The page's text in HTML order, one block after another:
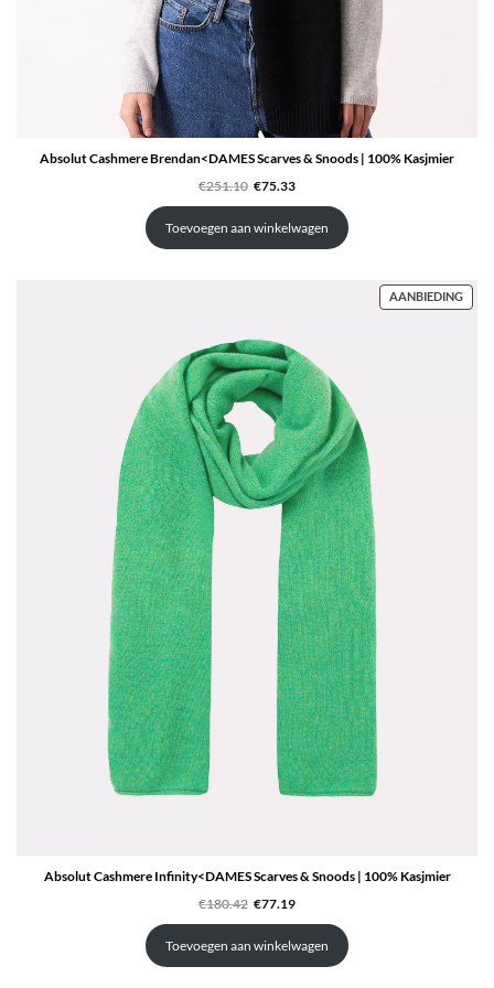
Absolut Cashmere Brendan<DAMES Scarves & Snoods | 100% Kasjmier
€251.10 Oorspronkelijke
was:
€251.10.
€75.33Huidige
is:
€75.33.
Toevoegen aan winkelwagen
AANBIEDING
IN
Absolut Cashmere Infinity<DAMES Scarves & Snoods | 100% Kasjmier
€180.42 Oorspronkelijke
was:
€180.42.
€77.19Huidige
is:
€77.19.
Toevoegen aan winkelwagen